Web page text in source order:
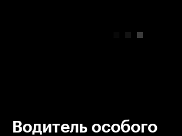
Водитель особого